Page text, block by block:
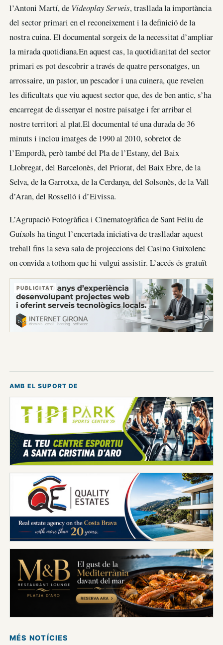
l’Antoni Martí, de Videoplay Serveis, trasllada la importància
del sector primari en el reconeixement i la definició de la
nostra cuina. El documental sorgeix de la necessitat d’ampliar
la mirada quotidiana.En aquest cas, la quotidianitat del sector
primari es pot descobrir a través de quatre personatges, un
arrossaire, un pastor, un pescador i una cuinera, que revelen
les dificultats que viu aquest sector que, des de ben antic, s’ha
encarregat de dissenyar el nostre paisatge i fer arribar el
nostre territori al plat.El documental té una durada de 36
minuts i inclou imatges de 1990 al 2010, sobretot de
l’Empordà, però també del Pla de l’Estany, del Baix
Llobregat, del Barcelonès, del Priorat, del Baix Ebre, de la
Selva, de la Garrotxa, de la Cerdanya, del Solsonès, de la Vall
d’Aran, del Rosselló i d’Eivissa.
L’Agrupació Fotogràfica i Cinematogràfica de Sant Feliu de
Guíxols ha tingut l’encertada iniciativa de traslladar aquest
treball fins la seva sala de projeccions del Casino Guixolenc
on convida a tothom que hi vulgui assistir. L’accés és gratuït
PUBLICITAT
AMB EL SUPORT DE
MÉS NOTÍCIES